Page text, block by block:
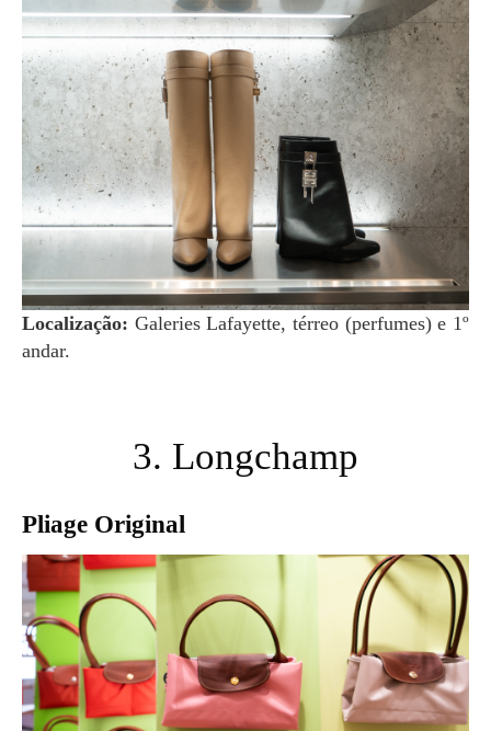
Localização: Galeries Lafayette, térreo (perfumes) e 1º
andar.
3. Longchamp
Pliage Original